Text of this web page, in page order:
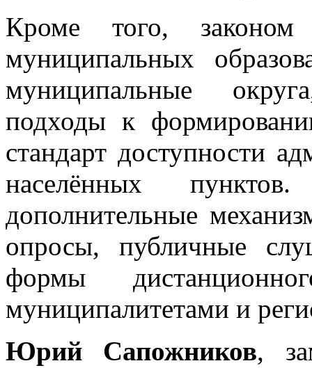
Кроме того,
муниципальных
муниципальные
подходы к
стандарт доступности
населённых
дополнительные
опросы, публичные
формы
муниципалитетами и
Юрий Сапожников,